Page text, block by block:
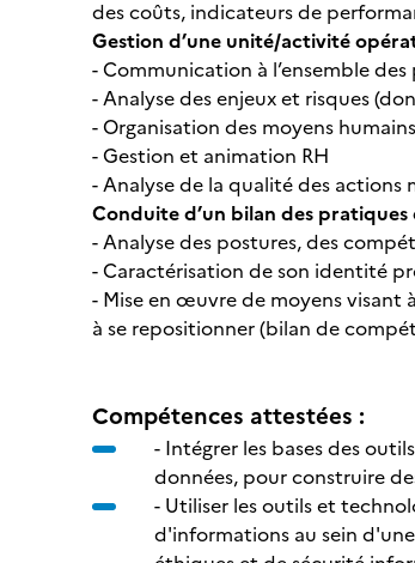
des coûts, indicateurs de
Gestion d’une unité/activité
- Communication à l’ensemble
- Analyse des enjeux et risques
- Organisation des moyens
- Gestion et animation RH
- Analyse de la qualité des actions
Conduite d’un bilan des
- Analyse des postures, des
- Caractérisation de son identité
- Mise en œuvre de moyens visant
à se repositionner (bilan de
Compétences attestées :
- Intégrer les bases des
données, pour construire
- Utiliser les outils et
d'informations au sein